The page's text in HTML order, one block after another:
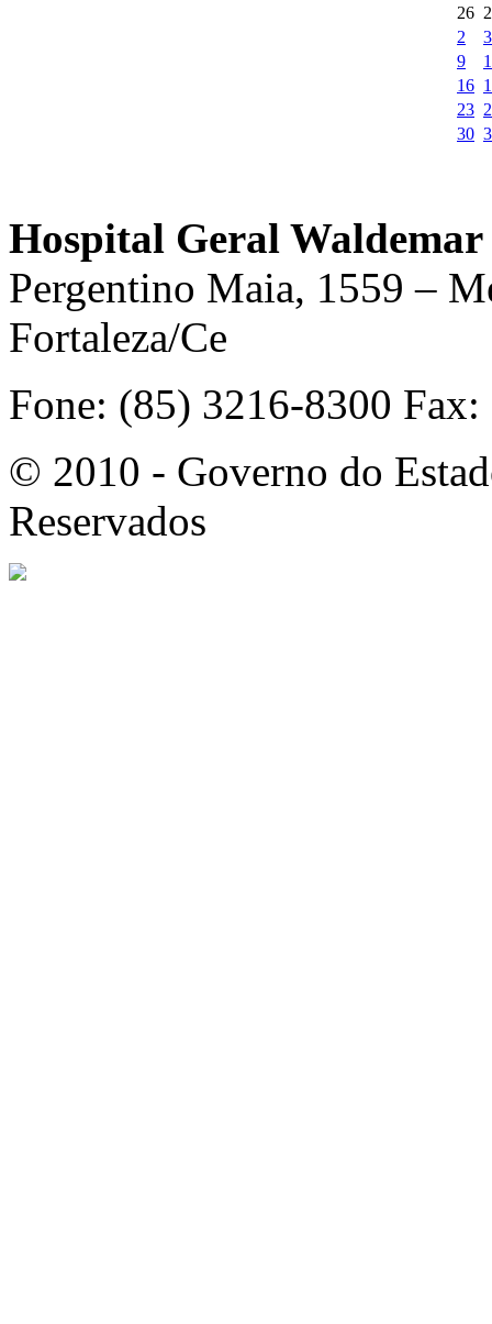
26
2
3
9
16
23
30
Hospital Geral
Pergentino Maia, 1559 –
Fortaleza/Ce
Fone: (85) 3216-8300
© 2010 - Governo do
Reservados